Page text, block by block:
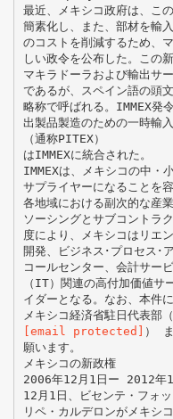
最近、メキシコ政府は、こ
簡素化し、また、部材を輸
のコストを削減するため、
しい政令を公布した。この
マキラドーラおよび輸出サ
であるが、スペイン語の頭
略称で呼ばれる。IMMEX発
出製品製造のための一時輸
（通称PITEX）
はIMMEXに統合された。
IMMEXは、メキシコの中・
サプライヤーになることを
各地域における副次的な産
ソーシングとサブコントラ
度により、メキシコはリエ
開発、ビジネス･プロセス･
コールセンター、会計サー
（IT）関連の高付加価値サ
イダーとなる。なお、本件
[email protected] ）
願います。
メキシコの新政権
2006年12月1日ー 2012年
12月1日、ビセンテ・フォ
リペ・カルデロンがメキシ